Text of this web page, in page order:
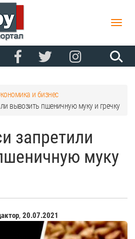
Toggle
и бизнес
вывозить пшеничную муку и гречку
запретили
муку
, 20.07.2021